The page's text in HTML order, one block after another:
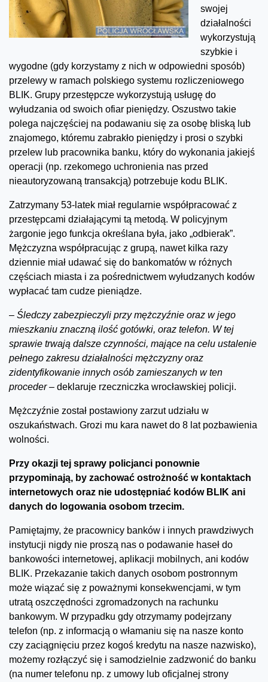
swojej
działalności
wykorzystują
szybkie i
wygodne (gdy korzystamy z nich w odpowiedni sposób)
przelewy w ramach polskiego systemu rozliczeniowego
BLIK. Grupy przestępcze wykorzystują usługę do
wyłudzania od swoich ofiar pieniędzy. Oszustwo takie
polega najczęściej na podawaniu się za osobę bliską lub
znajomego, któremu zabrakło pieniędzy i prosi o szybki
przelew lub pracownika banku, który do wykonania jakiejś
operacji (np. rzekomego uchronienia nas przed
nieautoryzowaną transakcją) potrzebuje kodu BLIK.
Zatrzymany 53-latek miał regularnie współpracować z
przestępcami działającymi tą metodą. W policyjnym
żargonie jego funkcja określana była, jako „odbierak”.
Mężczyzna współpracując z grupą, nawet kilka razy
dziennie miał udawać się do bankomatów w różnych
częściach miasta i za pośrednictwem wyłudzanych kodów
wypłacać tam cudze pieniądze.
– Śledczy zabezpieczyli przy mężczyźnie oraz w jego
mieszkaniu znaczną ilość gotówki, oraz telefon. W tej
sprawie trwają dalsze czynności, mające na celu ustalenie
pełnego zakresu działalności mężczyzny oraz
zidentyfikowanie innych osób zamieszanych w ten
proceder – deklaruje rzeczniczka wrocławskiej policji.
Mężczyźnie został postawiony zarzut udziału w
oszukaństwach. Grozi mu kara nawet do 8 lat pozbawienia
wolności.
Przy okazji tej sprawy policjanci ponownie
przypominają, by zachować ostrożność w kontaktach
internetowych oraz nie udostępniać kodów BLIK ani
danych do logowania osobom trzecim.
Pamiętajmy, że pracownicy banków i innych prawdziwych
instytucji nigdy nie proszą nas o podawanie haseł do
bankowości internetowej, aplikacji mobilnych, ani kodów
BLIK. Przekazanie takich danych osobom postronnym
może wiązać się z poważnymi konsekwencjami, w tym
utratą oszczędności zgromadzonych na rachunku
bankowym. W przypadku gdy otrzymamy podejrzany
telefon (np. z informacją o włamaniu się na nasze konto
czy zaciągnięciu przez kogoś kredytu na nasze nazwisko),
możemy rozłączyć się i samodzielnie zadzwonić do banku
(na numer telefonu np. z umowy lub oficjalnej strony